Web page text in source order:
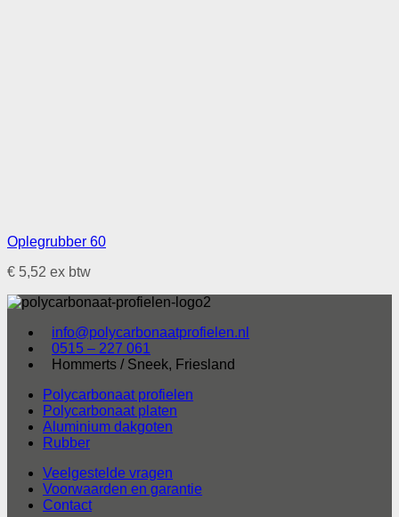
Oplegrubber 60
€ 5,52 ex btw
info@polycarbonaatprofielen.nl
0515 – 227 061
Hommerts / Sneek, Friesland
Polycarbonaat profielen
Polycarbonaat platen
Aluminium dakgoten
Rubber
Veelgestelde vragen
Voorwaarden en garantie
Contact